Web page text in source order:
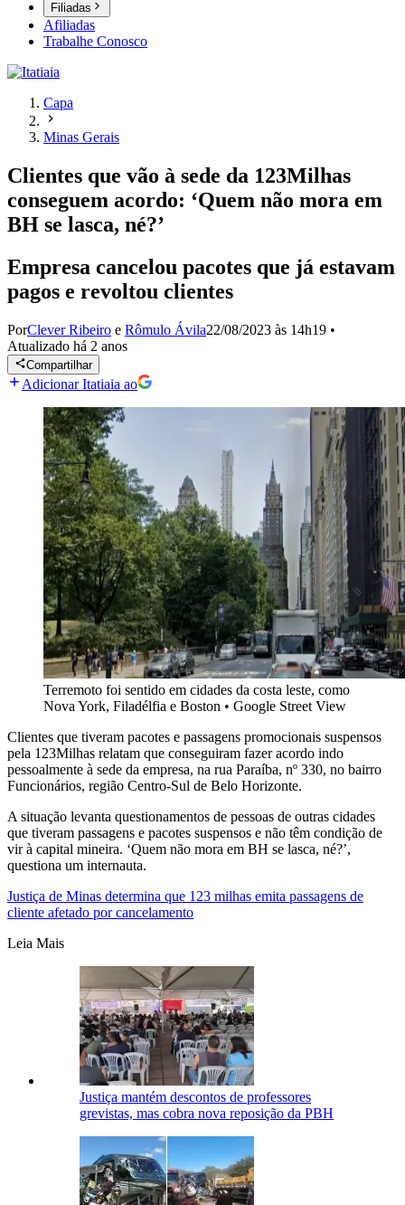
Filiadas
Afiliadas
Trabalhe Conosco
Capa
Minas Gerais
Clientes que vão à sede da 123Milhas
conseguem acordo: ‘Quem não mora em
BH se lasca, né?’
Empresa cancelou pacotes que já estavam
pagos e revoltou clientes
PorClever Ribeiro e Rômulo Ávila22/08/2023 às 14h19 •
Atualizado há 2 anos
Compartilhar
Adicionar Itatiaia ao
Terremoto foi sentido em cidades da costa leste, como
Nova York, Filadélfia e Boston • Google Street View
Clientes que tiveram pacotes e passagens promocionais suspensos
pela 123Milhas relatam que conseguiram fazer acordo indo
pessoalmente à sede da empresa, na rua Paraíba, nº 330, no bairro
Funcionários, região Centro-Sul de Belo Horizonte.
A situação levanta questionamentos de pessoas de outras cidades
que tiveram passagens e pacotes suspensos e não têm condição de
vir à capital mineira. ‘Quem não mora em BH se lasca, né?’,
questiona um internauta.
Justiça de Minas determina que 123 milhas emita passagens de
cliente afetado por cancelamento
Leia Mais
Justiça mantém descontos de professores
grevistas, mas cobra nova reposição da PBH